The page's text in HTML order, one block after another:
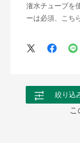
潅水チューブを
ーは必須、こち
絞り込